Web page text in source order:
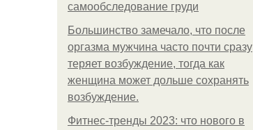
самообследование груди
Большинство замечало, что после
оргазма мужчина часто почти сразу
теряет возбуждение, тогда как
женщина может дольше сохранять
возбуждение.
Фитнес-тренды 2023: что нового в